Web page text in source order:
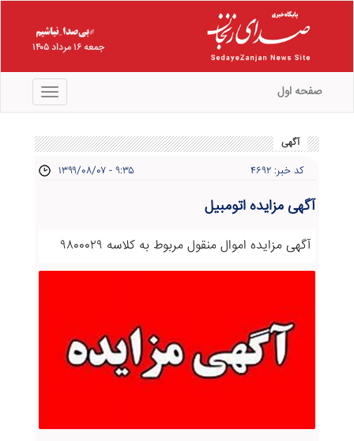
جمعه ۱۶ مرداد ۱۴۰۵
منو صفحه اول
آگهی
کد خبر: ۴۶۹۲ ۱۳۹۹/۰۸/۰۷ - ۹:۳۵
آگهی مزایده اتومبیل
آگهی مزایده اموال منقول مربوط به کلاسه ۹۸۰۰۰۲۹